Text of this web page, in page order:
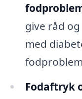
give råd
med
Fodaftryk